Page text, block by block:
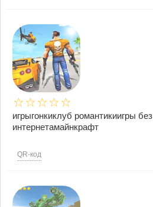
игрыгонкиклуб романтикиигры без
интернетамайнкрафт
QR-код